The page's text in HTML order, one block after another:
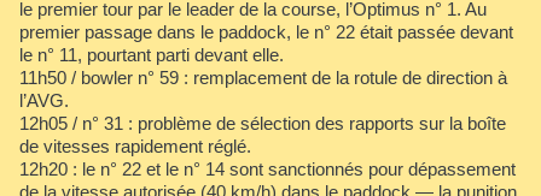
le premier tour par le leader de la course, l’Optimus n° 1. Au
premier passage dans le paddock, le n° 22 était passée devant
le n° 11, pourtant parti devant elle.
11h50 / bowler n° 59 : remplacement de la rotule de direction à
l’AVG.
12h05 / n° 31 : problème de sélection des rapports sur la boîte
de vitesses rapidement réglé.
12h20 : le n° 22 et le n° 14 sont sanctionnés pour dépassement
de la vitesse autorisée (40 km/h) dans le paddock — la punition